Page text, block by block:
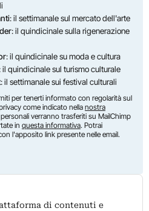
: il settimanale sul mercato dell'arte
: il quindicinale sulla rigenerazione
: il quindicinale su moda e cultura
il quindicinale sul turismo culturale
: il settimanale sui festival culturali
per tenerti informato con regolarità sul
come indicato nella nostra
verranno trasferiti su MailChimp
in questa informativa. Potrai
l'apposito link presente nelle email.
di contenuti e